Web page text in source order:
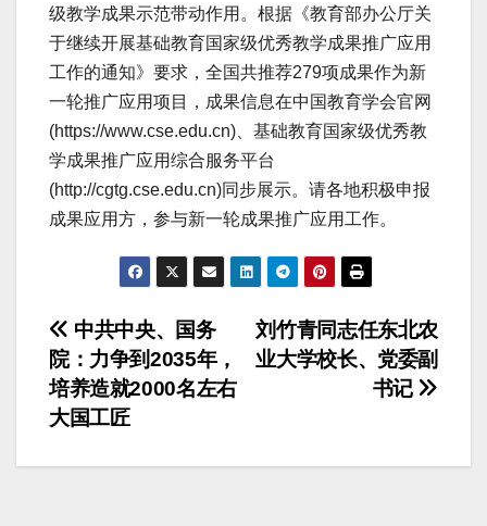
级教学成果示范带动作用。根据《教育部办公厅关
于继续开展基础教育国家级优秀教学成果推广应用
工作的通知》要求，全国共推荐279项成果作为新
一轮推广应用项目，成果信息在中国教育学会官网
(https://www.cse.edu.cn)、基础教育国家级优秀教
学成果推广应用综合服务平台
(http://cgtg.cse.edu.cn)同步展示。请各地积极申报
成果应用方，参与新一轮成果推广应用工作。
文
章
导
航
刘竹青同志任东北农
业大学校长、党委副
书记
中共中央、国务
院：力争到2035年，
培养造就2000名左右
大国工匠